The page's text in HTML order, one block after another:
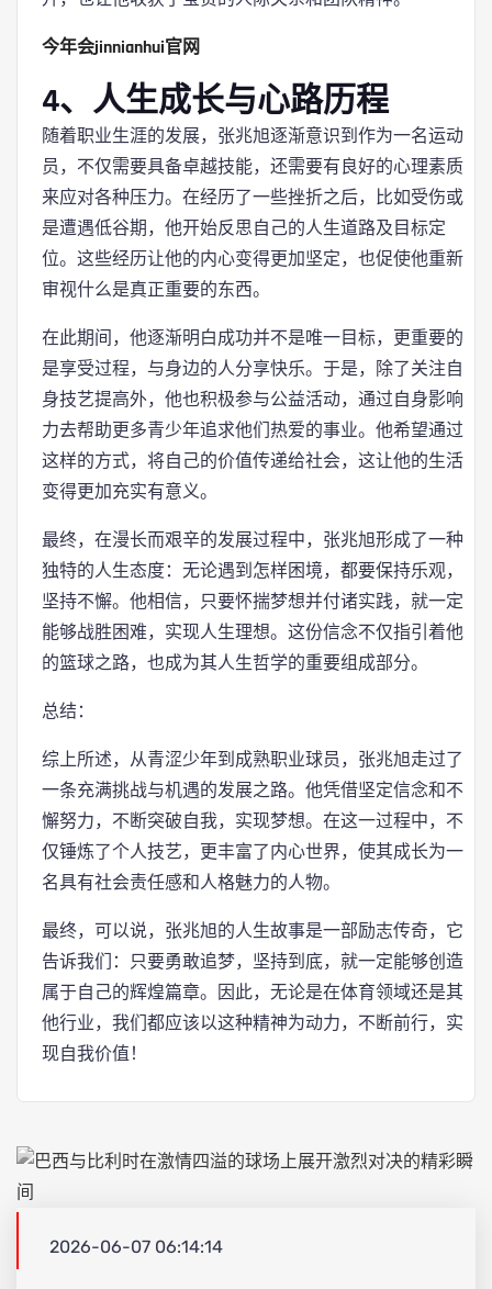
今年会jinnianhui官网
4、人生成长与心路历程
随着职业生涯的发展，张兆旭逐渐意识到作为一名运动
员，不仅需要具备卓越技能，还需要有良好的心理素质
来应对各种压力。在经历了一些挫折之后，比如受伤或
是遭遇低谷期，他开始反思自己的人生道路及目标定
位。这些经历让他的内心变得更加坚定，也促使他重新
审视什么是真正重要的东西。
在此期间，他逐渐明白成功并不是唯一目标，更重要的
是享受过程，与身边的人分享快乐。于是，除了关注自
身技艺提高外，他也积极参与公益活动，通过自身影响
力去帮助更多青少年追求他们热爱的事业。他希望通过
这样的方式，将自己的价值传递给社会，这让他的生活
变得更加充实有意义。
最终，在漫长而艰辛的发展过程中，张兆旭形成了一种
独特的人生态度：无论遇到怎样困境，都要保持乐观，
坚持不懈。他相信，只要怀揣梦想并付诸实践，就一定
能够战胜困难，实现人生理想。这份信念不仅指引着他
的篮球之路，也成为其人生哲学的重要组成部分。
总结：
综上所述，从青涩少年到成熟职业球员，张兆旭走过了
一条充满挑战与机遇的发展之路。他凭借坚定信念和不
懈努力，不断突破自我，实现梦想。在这一过程中，不
仅锤炼了个人技艺，更丰富了内心世界，使其成长为一
名具有社会责任感和人格魅力的人物。
最终，可以说，张兆旭的人生故事是一部励志传奇，它
告诉我们：只要勇敢追梦，坚持到底，就一定能够创造
属于自己的辉煌篇章。因此，无论是在体育领域还是其
他行业，我们都应该以这种精神为动力，不断前行，实
现自我价值！
2026-06-07 06:14:14